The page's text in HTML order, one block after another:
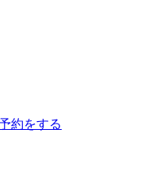
約をする